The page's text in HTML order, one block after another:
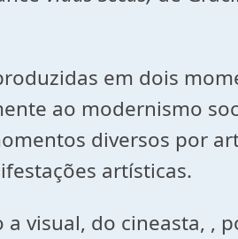
em dois
ao modernismo
diversos por
artísticas.
visual, do cineasta, ,